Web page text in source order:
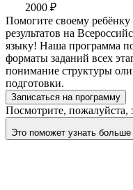
2000 ₽
Помогите своему
результатов на
языку! Наша программа
форматы заданий всех
понимание структуры
подготовки.
Записаться на программу
Посмотрите, пожалуйста,
Это поможет узнать